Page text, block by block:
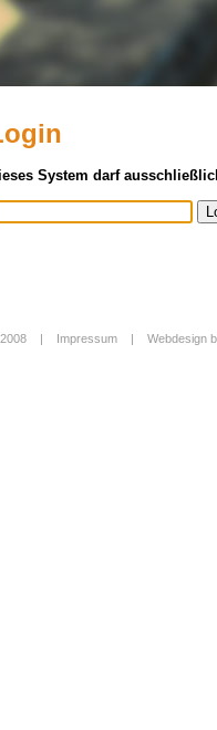
System darf
2008 | Impressum Webdesign